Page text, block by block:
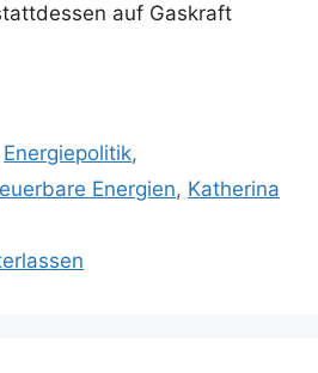
auf Gaskraft
Energiepolitik,
Energien, Katherina